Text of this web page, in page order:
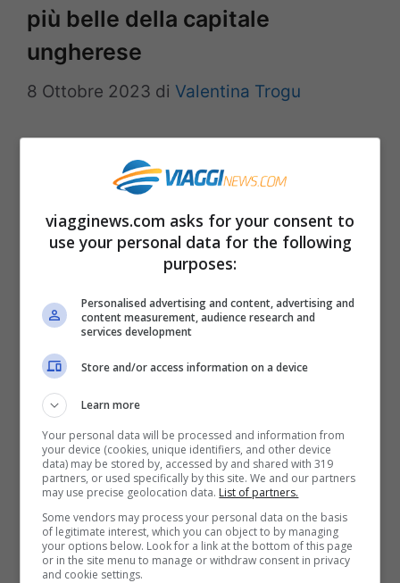
più belle della capitale
ungherese
8 Ottobre 2023 di Valentina Trogu
Se amate le terme, Budapest è la città
perfetta per il vostro prossimo viaggio. La
capitale ungherese nasconde delle piccole
meraviglie. In Ungheria ci sono più di mille
fonti naturali di acqua sorgiva e ben 125
sorgenti termali scorrono sotto Budapest,
la città Regina delle acque. Budapest è
una città che incanta sotto vari punti …
Leggi tutto
Sei sicuro che andare alle terme
ti fa bene? Prima di andarci
assicurati che fanno per te
28 Settembre 2023 diFloriana Vitiello
viagginews.com asks for your consent to
use your personal data for the following
purposes:
Personalised advertising and content, advertising and
content measurement, audience research and
services development
Store and/or access information on a device
Learn more
Your personal data will be processed and information from
your device (cookies, unique identifiers, and other device
data) may be stored by, accessed by and shared with 319
partners, or used specifically by this site. We and our partners
may use precise geolocation data. List of partners.
Some vendors may process your personal data on the basis
of legitimate interest, which you can object to by managing
your options below. Look for a link at the bottom of this page
or in the site menu to manage or withdraw consent in privacy
and cookie settings.